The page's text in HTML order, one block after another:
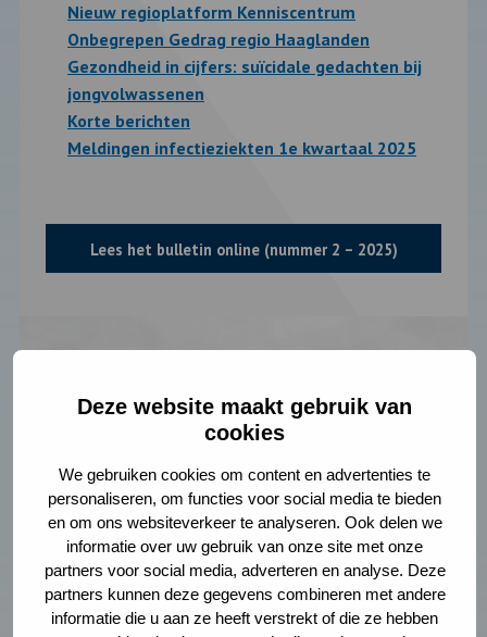
Deze website maakt gebruik van
cookies
We gebruiken cookies om content en advertenties te
personaliseren, om functies voor social media te bieden
en om ons websiteverkeer te analyseren. Ook delen we
informatie over uw gebruik van onze site met onze
partners voor social media, adverteren en analyse. Deze
partners kunnen deze gegevens combineren met andere
informatie die u aan ze heeft verstrekt of die ze hebben
Nieuw regioplatform Kenniscentrum
Onbegrepen Gedrag regio Haaglanden
Gezondheid in cijfers: suïcidale gedachten bij
jongvolwassenen
Korte berichten
Meldingen infectieziekten 1e kwartaal 2025
Lees het bulletin online (nummer 2 – 2025)